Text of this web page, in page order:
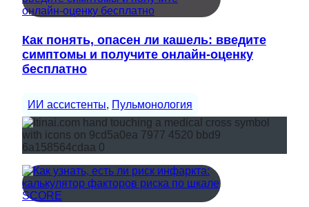
Как понять, опасен ли кашель: введите
симптомы и получите онлайн-оценку
бесплатно
ИИ ассистенты, Пульмонология